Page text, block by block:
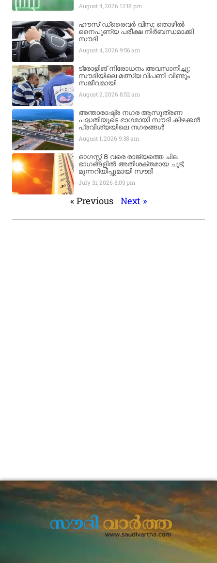
August 4, 2026 12:18 pm
ഹൗസ് ഡ്രൈവർ വിസ; തൊഴിൽ
നൈപുണ്യ പരീക്ഷ നിർബന്ധമാക്കി
സൗദി
August 4, 2026 9:56 am
ട്രോളിങ് നിരോധനം അവസാനിച്ചു;
സൗദിയിലെ മത്സ്യ വിപണി വീണ്ടും
സജീവമായി
August 2, 2026 8:52 am
അന്താരാഷ്ട്ര നഗര ആസൂത്രണ
പദ്ധതിയുടെ ഭാഗമായി സൗദി കിഴക്കൻ
പ്രവിശ്യയിലെ നഗരങ്ങൾ
August 1, 2026 9:38 am
ഓഗസ്റ്റ് 8 വരെ രാജ്യത്തെ ചില
ഭാഗങ്ങളിൽ അതിശക്തമായ ചൂട്;
മുന്നറിയിപ്പുമായി സൗദി
July 31, 2026 8:09 pm
« Previous Next »